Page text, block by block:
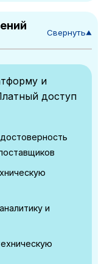
Свернуть▼
и
доступ
и